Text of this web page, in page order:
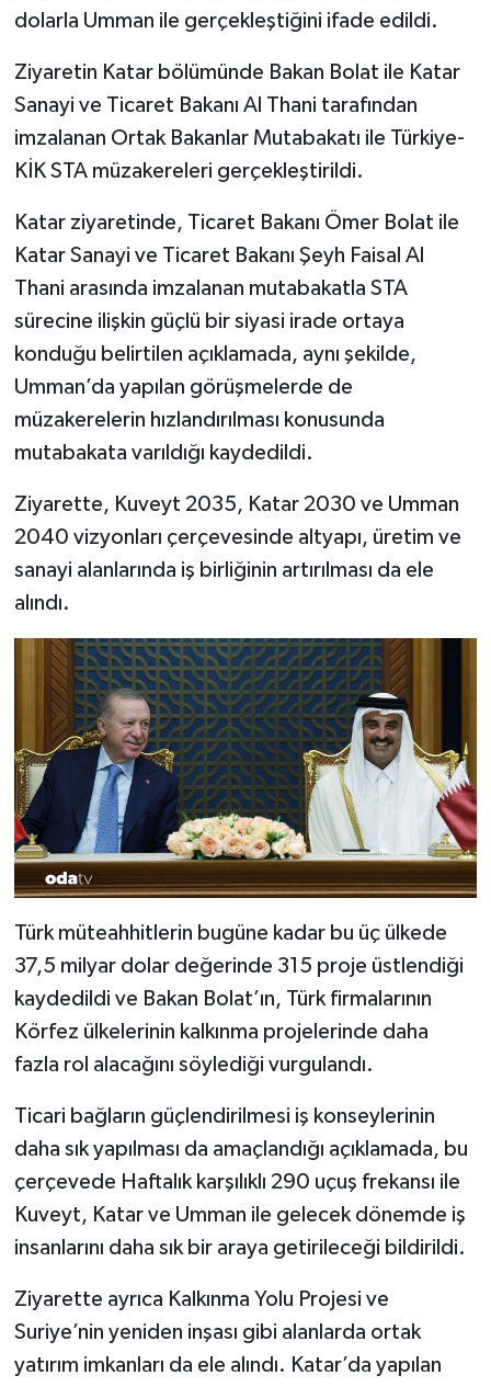
dolarla Umman ile gerçekleştiğini ifade edildi.
Ziyaretin Katar bölümünde Bakan Bolat ile Katar
Sanayi ve Ticaret Bakanı Al Thani tarafından
imzalanan Ortak Bakanlar Mutabakatı ile Türkiye-
KİK STA müzakereleri gerçekleştirildi.
Katar ziyaretinde, Ticaret Bakanı Ömer Bolat ile
Katar Sanayi ve Ticaret Bakanı Şeyh Faisal Al
Thani arasında imzalanan mutabakatla STA
sürecine ilişkin güçlü bir siyasi irade ortaya
konduğu belirtilen açıklamada, aynı şekilde,
Umman’da yapılan görüşmelerde de
müzakerelerin hızlandırılması konusunda
mutabakata varıldığı kaydedildi.
Ziyarette, Kuveyt 2035, Katar 2030 ve Umman
2040 vizyonları çerçevesinde altyapı, üretim ve
sanayi alanlarında iş birliğinin artırılması da ele
alındı.
Türk müteahhitlerin bugüne kadar bu üç ülkede
37,5 milyar dolar değerinde 315 proje üstlendiği
kaydedildi ve Bakan Bolat’ın, Türk firmalarının
Körfez ülkelerinin kalkınma projelerinde daha
fazla rol alacağını söylediği vurgulandı.
Ticari bağların güçlendirilmesi iş konseylerinin
daha sık yapılması da amaçlandığı açıklamada, bu
çerçevede Haftalık karşılıklı 290 uçuş frekansı ile
Kuveyt, Katar ve Umman ile gelecek dönemde iş
insanlarını daha sık bir araya getirileceği bildirildi.
Ziyarette ayrıca Kalkınma Yolu Projesi ve
Suriye’nin yeniden inşası gibi alanlarda ortak
yatırım imkanları da ele alındı. Katar’da yapılan